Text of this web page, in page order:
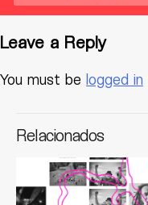
Leave a Reply
You must be logged in
Relacionados